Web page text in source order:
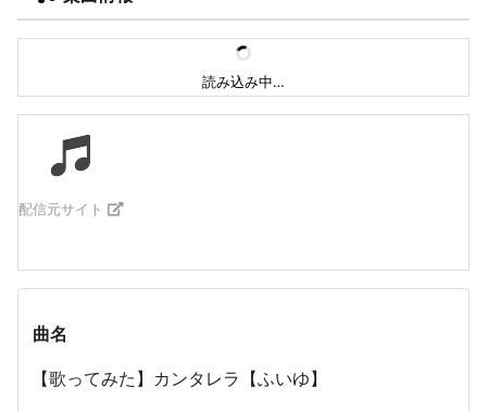
読み込み中…
配信元サイト
曲名
【歌ってみた】カンタレラ【ふいゆ】